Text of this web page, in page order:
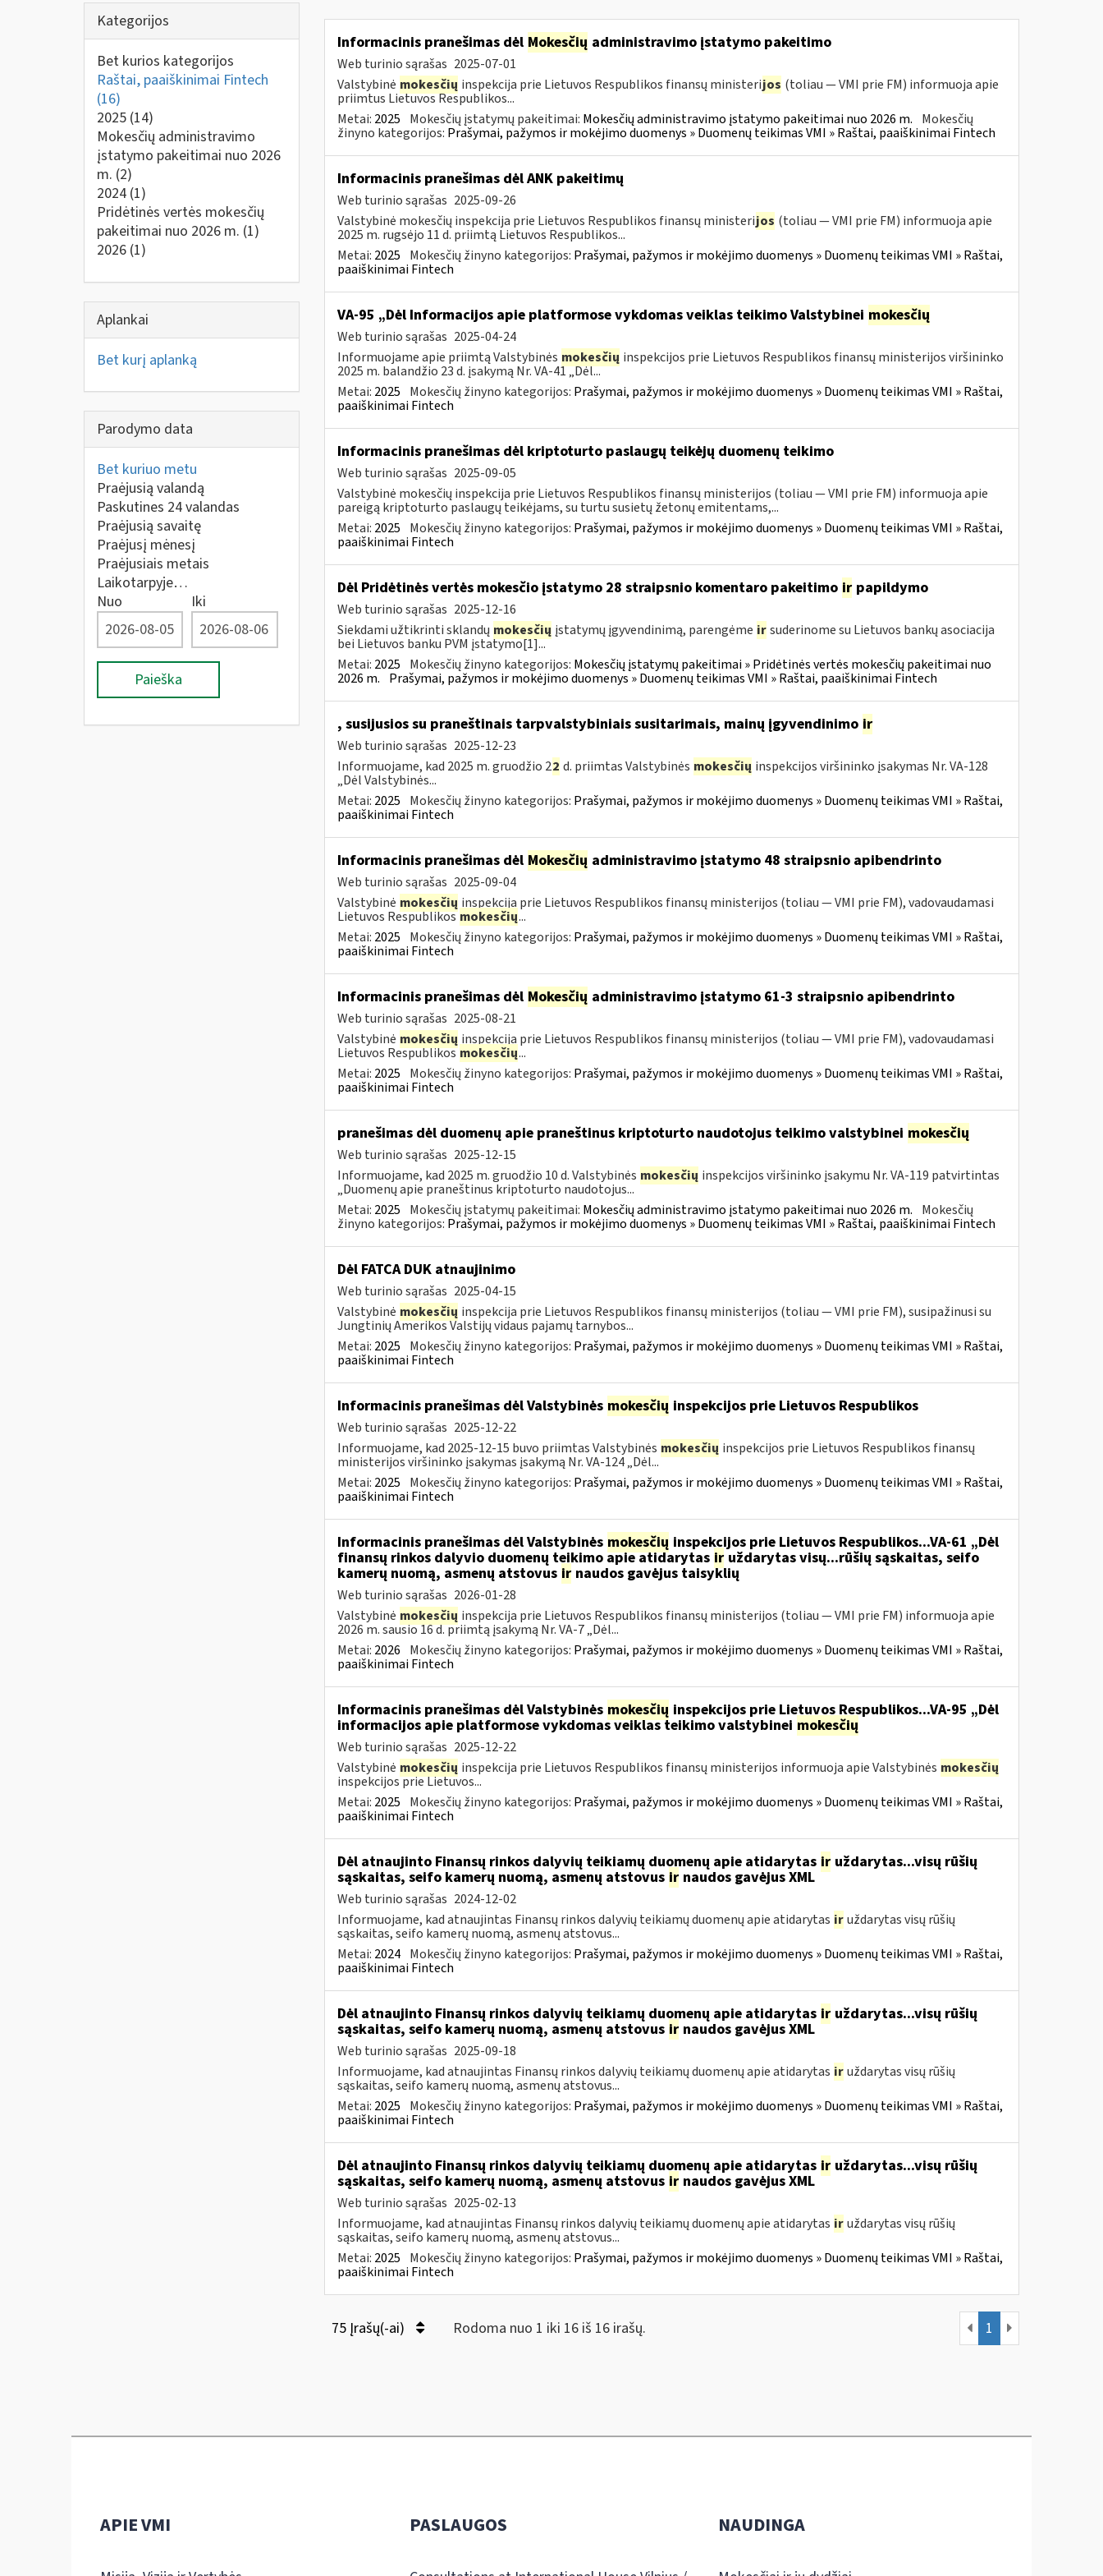
Kategorijos
Bet kurios kategorijos
Raštai, paaiškinimai Fintech
(16)
2025 (14)
Mokesčių administravimo
įstatymo pakeitimai nuo 2026
m. (2)
2024 (1)
Pridėtinės vertės mokesčių
pakeitimai nuo 2026 m. (1)
2026 (1)
Aplankai
Bet kurį aplanką
Parodymo data
Bet kuriuo metu
Praėjusią valandą
Paskutines 24 valandas
Praėjusią savaitę
Praėjusį mėnesį
Praėjusiais metais
Laikotarpyje…
Nuo
Iki
Paieška
Informacinis pranešimas dėl Mokesčių administravimo įstatymo pakeitimo
Web turinio sąrašas 2025-07-01
Valstybinė mokesčių inspekcija prie Lietuvos Respublikos finansų ministerijos (toliau — VMI prie FM) informuoja apie
priimtus Lietuvos Respublikos...
Metai: 2025 Mokesčių įstatymų pakeitimai: Mokesčių administravimo įstatymo pakeitimai nuo 2026 m. Mokesčių
žinyno kategorijos: Prašymai, pažymos ir mokėjimo duomenys » Duomenų teikimas VMI » Raštai, paaiškinimai Fintech
Informacinis pranešimas dėl ANK pakeitimų
Web turinio sąrašas 2025-09-26
Valstybinė mokesčių inspekcija prie Lietuvos Respublikos finansų ministerijos (toliau — VMI prie FM) informuoja apie
2025 m. rugsėjo 11 d. priimtą Lietuvos Respublikos...
Metai: 2025 Mokesčių žinyno kategorijos: Prašymai, pažymos ir mokėjimo duomenys » Duomenų teikimas VMI » Raštai,
paaiškinimai Fintech
VA-95 „Dėl Informacijos apie platformose vykdomas veiklas teikimo Valstybinei mokesčių
Web turinio sąrašas 2025-04-24
Informuojame apie priimtą Valstybinės mokesčių inspekcijos prie Lietuvos Respublikos finansų ministerijos viršininko
2025 m. balandžio 23 d. įsakymą Nr. VA-41 „Dėl...
Metai: 2025 Mokesčių žinyno kategorijos: Prašymai, pažymos ir mokėjimo duomenys » Duomenų teikimas VMI » Raštai,
paaiškinimai Fintech
Informacinis pranešimas dėl kriptoturto paslaugų teikėjų duomenų teikimo
Web turinio sąrašas 2025-09-05
Valstybinė mokesčių inspekcija prie Lietuvos Respublikos finansų ministerijos (toliau — VMI prie FM) informuoja apie
pareigą kriptoturto paslaugų teikėjams, su turtu susietų žetonų emitentams,...
Metai: 2025 Mokesčių žinyno kategorijos: Prašymai, pažymos ir mokėjimo duomenys » Duomenų teikimas VMI » Raštai,
paaiškinimai Fintech
Dėl Pridėtinės vertės mokesčio įstatymo 28 straipsnio komentaro pakeitimo irpapildymo
Web turinio sąrašas 2025-12-16
Siekdami užtikrinti sklandų mokesčių įstatymų įgyvendinimą, parengėme ir suderinome su Lietuvos bankų asociacija
bei Lietuvos banku PVM įstatymo[1]...
Metai: 2025 Mokesčių žinyno kategorijos: Mokesčių įstatymų pakeitimai » Pridėtinės vertės mokesčių pakeitimai nuo
2026 m. Prašymai, pažymos ir mokėjimo duomenys » Duomenų teikimas VMI » Raštai, paaiškinimai Fintech
, susijusios su praneštinais tarpvalstybiniais susitarimais, mainų įgyvendinimo ir
Web turinio sąrašas 2025-12-23
Informuojame, kad 2025 m. gruodžio 22 d. priimtas Valstybinės mokesčių inspekcijos viršininko įsakymas Nr. VA-128
„Dėl Valstybinės...
Metai: 2025 Mokesčių žinyno kategorijos: Prašymai, pažymos ir mokėjimo duomenys » Duomenų teikimas VMI » Raštai,
paaiškinimai Fintech
Informacinis pranešimas dėl Mokesčių administravimo įstatymo 48 straipsnio apibendrinto
Web turinio sąrašas 2025-09-04
Valstybinė mokesčių inspekcija prie Lietuvos Respublikos finansų ministerijos (toliau — VMI prie FM), vadovaudamasi
Lietuvos Respublikosmokesčių...
Metai: 2025 Mokesčių žinyno kategorijos: Prašymai, pažymos ir mokėjimo duomenys » Duomenų teikimas VMI » Raštai,
paaiškinimai Fintech
Informacinis pranešimas dėl Mokesčių administravimo įstatymo 61-3 straipsnio apibendrinto
Web turinio sąrašas 2025-08-21
Valstybinė mokesčių inspekcija prie Lietuvos Respublikos finansų ministerijos (toliau — VMI prie FM), vadovaudamasi
Lietuvos Respublikosmokesčių...
Metai: 2025 Mokesčių žinyno kategorijos: Prašymai, pažymos ir mokėjimo duomenys » Duomenų teikimas VMI » Raštai,
paaiškinimai Fintech
pranešimas dėl duomenų apie praneštinus kriptoturto naudotojus teikimo valstybinei mokesčių
Web turinio sąrašas 2025-12-15
Informuojame, kad 2025 m. gruodžio 10 d. Valstybinės mokesčių inspekcijos viršininko įsakymu Nr. VA-119 patvirtintas
„Duomenų apie praneštinus kriptoturto naudotojus...
Metai: 2025 Mokesčių įstatymų pakeitimai: Mokesčių administravimo įstatymo pakeitimai nuo 2026 m. Mokesčių
žinyno kategorijos: Prašymai, pažymos ir mokėjimo duomenys » Duomenų teikimas VMI » Raštai, paaiškinimai Fintech
Dėl FATCA DUK atnaujinimo
Web turinio sąrašas 2025-04-15
Valstybinė mokesčių inspekcija prie Lietuvos Respublikos finansų ministerijos (toliau — VMI prie FM), susipažinusi su
Jungtinių Amerikos Valstijų vidaus pajamų tarnybos...
Metai: 2025 Mokesčių žinyno kategorijos: Prašymai, pažymos ir mokėjimo duomenys » Duomenų teikimas VMI » Raštai,
paaiškinimai Fintech
Informacinis pranešimas dėl Valstybinės mokesčių inspekcijos prie Lietuvos Respublikos
Web turinio sąrašas 2025-12-22
Informuojame, kad 2025-12-15 buvo priimtas Valstybinės mokesčių inspekcijos prie Lietuvos Respublikos finansų
ministerijos viršininko įsakymas įsakymą Nr. VA-124 „Dėl...
Metai: 2025 Mokesčių žinyno kategorijos: Prašymai, pažymos ir mokėjimo duomenys » Duomenų teikimas VMI » Raštai,
paaiškinimai Fintech
Informacinis pranešimas dėl Valstybinės mokesčių inspekcijos prie Lietuvos Respublikos...VA-61 „Dėl
finansų rinkos dalyvio duomenų teikimo apie atidarytas iruždarytas visų...rūšių sąskaitas, seifo
kamerų nuomą, asmenų atstovus irnaudos gavėjus taisyklių
Web turinio sąrašas 2026-01-28
Valstybinė mokesčių inspekcija prie Lietuvos Respublikos finansų ministerijos (toliau — VMI prie FM) informuoja apie
2026 m. sausio 16 d. priimtą įsakymą Nr. VA-7 „Dėl...
Metai: 2026 Mokesčių žinyno kategorijos: Prašymai, pažymos ir mokėjimo duomenys » Duomenų teikimas VMI » Raštai,
paaiškinimai Fintech
Informacinis pranešimas dėl Valstybinės mokesčių inspekcijos prie Lietuvos Respublikos...VA-95 „Dėl
informacijos apie platformose vykdomas veiklas teikimo valstybinei mokesčių
Web turinio sąrašas 2025-12-22
Valstybinė mokesčių inspekcija prie Lietuvos Respublikos finansų ministerijos informuoja apie Valstybinės mokesčių
inspekcijos prie Lietuvos...
Metai: 2025 Mokesčių žinyno kategorijos: Prašymai, pažymos ir mokėjimo duomenys » Duomenų teikimas VMI » Raštai,
paaiškinimai Fintech
Dėl atnaujinto Finansų rinkos dalyvių teikiamų duomenų apie atidarytas iruždarytas...visų rūšių
sąskaitas, seifo kamerų nuomą, asmenų atstovus irnaudos gavėjus XML
Web turinio sąrašas 2024-12-02
Informuojame, kad atnaujintas Finansų rinkos dalyvių teikiamų duomenų apie atidarytas ir uždarytas visų rūšių
sąskaitas, seifo kamerų nuomą, asmenų atstovus...
Metai: 2024 Mokesčių žinyno kategorijos: Prašymai, pažymos ir mokėjimo duomenys » Duomenų teikimas VMI » Raštai,
paaiškinimai Fintech
Dėl atnaujinto Finansų rinkos dalyvių teikiamų duomenų apie atidarytas iruždarytas...visų rūšių
sąskaitas, seifo kamerų nuomą, asmenų atstovus irnaudos gavėjus XML
Web turinio sąrašas 2025-09-18
Informuojame, kad atnaujintas Finansų rinkos dalyvių teikiamų duomenų apie atidarytas ir uždarytas visų rūšių
sąskaitas, seifo kamerų nuomą, asmenų atstovus...
Metai: 2025 Mokesčių žinyno kategorijos: Prašymai, pažymos ir mokėjimo duomenys » Duomenų teikimas VMI » Raštai,
paaiškinimai Fintech
Dėl atnaujinto Finansų rinkos dalyvių teikiamų duomenų apie atidarytas iruždarytas...visų rūšių
sąskaitas, seifo kamerų nuomą, asmenų atstovus irnaudos gavėjus XML
Web turinio sąrašas 2025-02-13
Informuojame, kad atnaujintas Finansų rinkos dalyvių teikiamų duomenų apie atidarytas ir uždarytas visų rūšių
sąskaitas, seifo kamerų nuomą, asmenų atstovus...
Metai: 2025 Mokesčių žinyno kategorijos: Prašymai, pažymos ir mokėjimo duomenys » Duomenų teikimas VMI » Raštai,
paaiškinimai Fintech
75 Įrašų(-ai) Rodoma nuo 1 iki 16 iš 16 irašų. 1
APIE VMI PASLAUGOS NAUDINGA